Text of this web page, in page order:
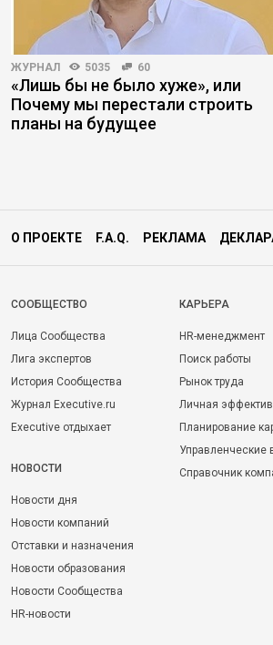
ЖУРНАЛ 5035 60
«Лишь бы не было хуже», или
Почему мы перестали строить
планы на будущее
О ПРОЕКТЕ F.A.Q. РЕКЛАМА
CООБЩЕСТВО
Лица Сообщества
Лига экспертов
История Сообщества
Журнал Executive.ru
Executive отдыхает
НОВОСТИ
Новости дня
Новости компаний
Отставки и назначения
Новости образования
Новости Сообщества
HR-новости
КАРЬЕРА
HR-менеджмент
Поиск работы
Рынок труда
Личная
Планирование
Управленческие
Справочник